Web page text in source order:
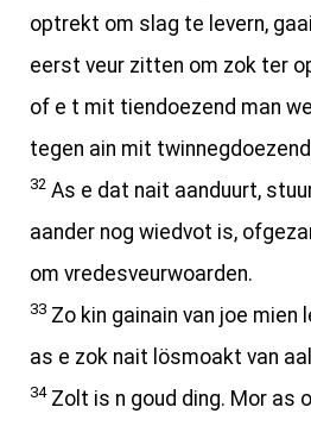
optrekt om slag te levern,
eerst veur zitten om zok ter
of e t mit tiendoezend man
tegen ain mit
32 As e dat nait aanduurt,
aander nog wiedvot is,
om vredesveurwoarden.
33 Zo kin gainain van joe mien
as e zok nait lösmoakt van
34Zolt is n goud ding. Mor as